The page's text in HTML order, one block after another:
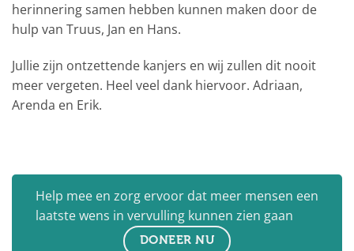
herinnering samen hebben kunnen maken door de
hulp van Truus, Jan en Hans.
Jullie zijn ontzettende kanjers en wij zullen dit nooit
meer vergeten. Heel veel dank hiervoor. Adriaan,
Arenda en Erik.
Help mee en zorg ervoor dat meer mensen een
laatste wens in vervulling kunnen zien gaan
DONEER NU